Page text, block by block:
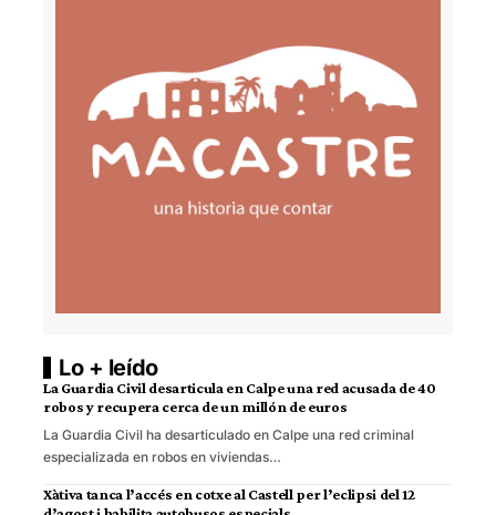
Lo + leído
La Guardia Civil desarticula en Calpe una red acusada de 40
robos y recupera cerca de un millón de euros
La Guardia Civil ha desarticulado en Calpe una red criminal
especializada en robos en viviendas…
Xàtiva tanca l’accés en cotxe al Castell per l’eclipsi del 12